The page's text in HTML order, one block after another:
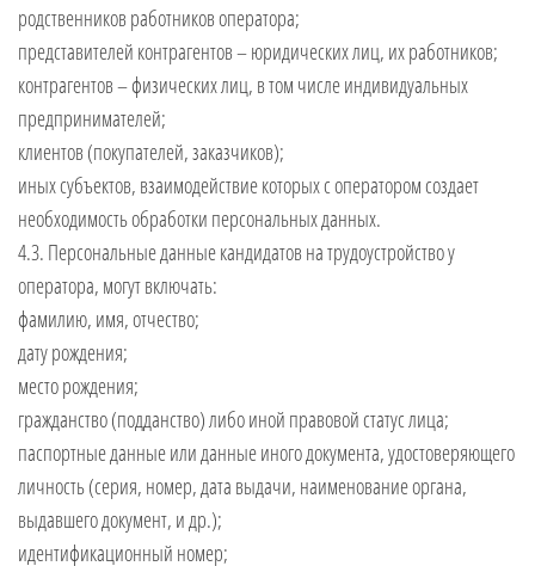
родственников работников оператора;
представителей контрагентов – юридических лиц, их работников;
контрагентов – физических лиц, в том числе индивидуальных
предпринимателей;
клиентов (покупателей, заказчиков);
иных субъектов, взаимодействие которых с оператором создает
необходимость обработки персональных данных.
4.3. Персональные данные кандидатов на трудоустройство у
оператора, могут включать:
фамилию, имя, отчество;
дату рождения;
место рождения;
гражданство (подданство) либо иной правовой статус лица;
паспортные данные или данные иного документа, удостоверяющего
личность (серия, номер, дата выдачи, наименование органа,
выдавшего документ, и др.);
идентификационный номер;